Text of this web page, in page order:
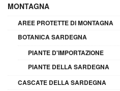
MONTAGNA
AREE PROTETTE DI MONTAGNA
BOTANICA SARDEGNA
PIANTE D'IMPORTAZIONE
PIANTE DELLA SARDEGNA
CASCATE DELLA SARDEGNA